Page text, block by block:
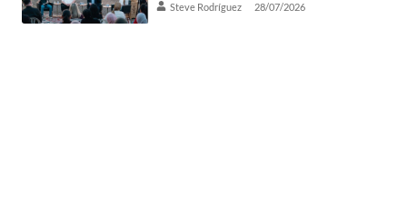
Steve Rodríguez 28/07/2026